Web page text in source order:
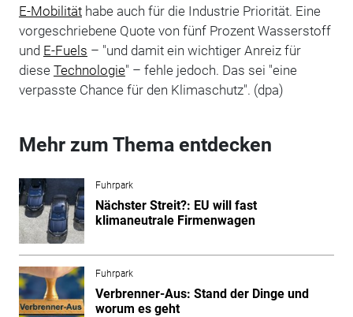
E-Mobilitäthabe auch für die Industrie Priorität. Eine
vorgeschriebene Quote von fünf Prozent Wasserstoff
und E-Fuels – "und damit ein wichtiger Anreiz für
diese Technologie" – fehle jedoch. Das sei "eine
verpasste Chance für den Klimaschutz". (dpa)
Mehr zum Thema entdecken
Fuhrpark
Nächster Streit?: EU will fast
klimaneutrale Firmenwagen
Fuhrpark
Verbrenner-Aus: Stand der Dinge und
worum es geht